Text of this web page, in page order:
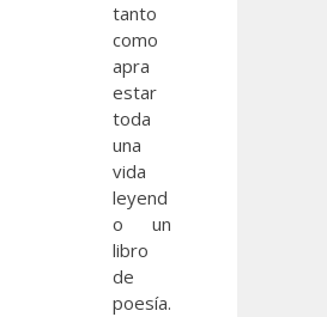
tanto
como
apra
estar
toda
una
vida
leyend
o un
libro
de
poesía.